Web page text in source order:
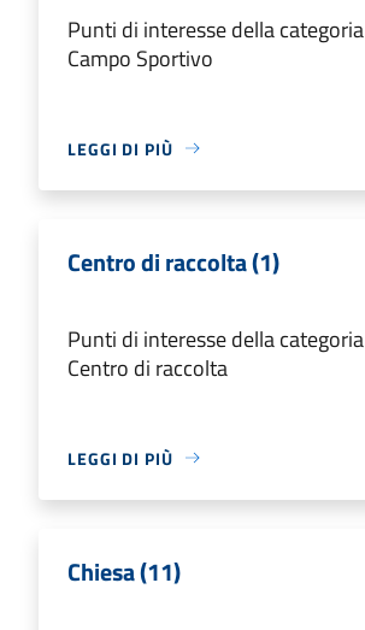
Punti di interesse della categoria
Campo Sportivo
LEGGI DI PIÙ
Centro di raccolta (1)
Punti di interesse della categoria
Centro di raccolta
LEGGI DI PIÙ
Chiesa (11)